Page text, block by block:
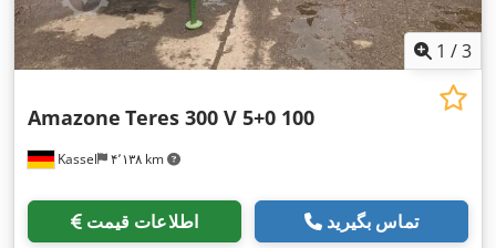
1 /3
Kassel ۴٬۱۳۸ km
Amazone Teres 300 V 5+0 100
اطلاعات قیمت تماس بگیرید